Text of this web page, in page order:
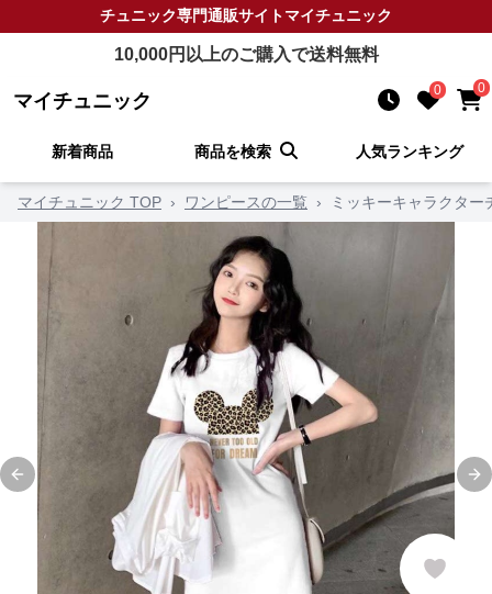
チュニック専門通販サイトマイチュニック
10,000円以上のご購入で送料無料
マイチュニック 0 0
新着商品 商品を検索 人気ランキング
マイチュニック TOP › ワンピースの一覧 › ミッキーキャラクタ
Previous slide